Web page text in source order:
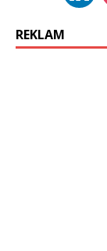
REKLAM